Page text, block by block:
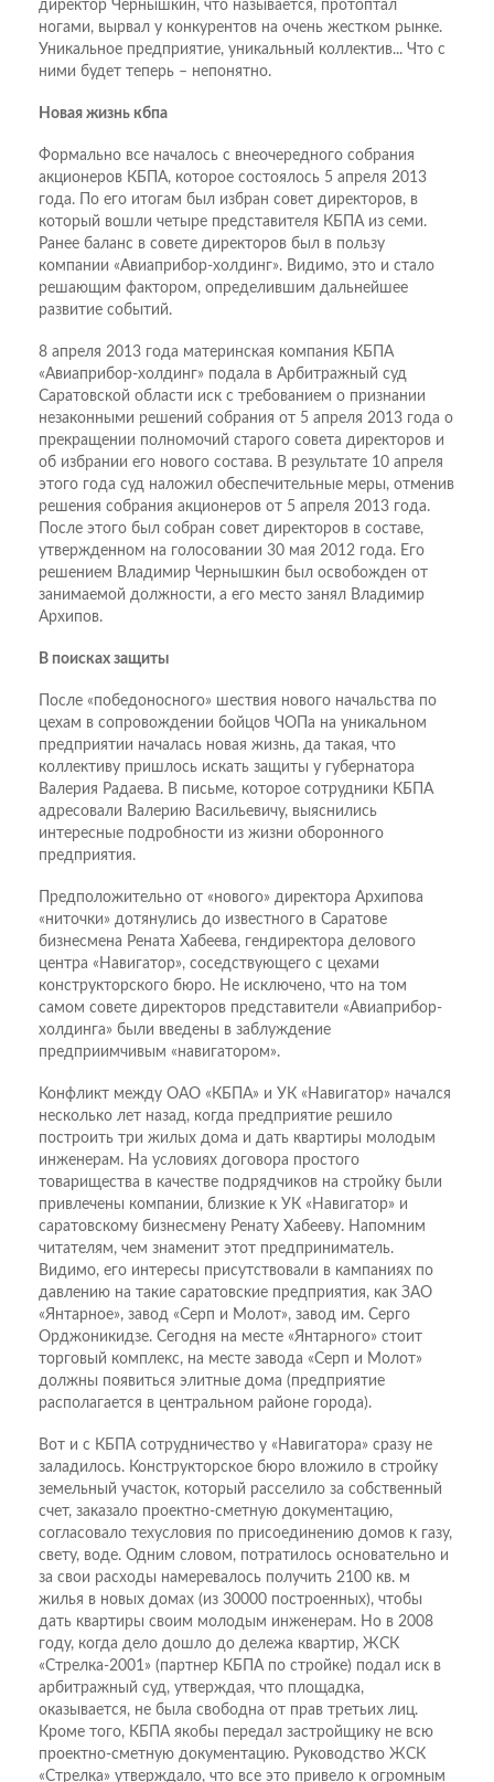
директор Чернышкин, что называется, протоптал
ногами, вырвал у конкурентов на очень жестком рынке.
Уникальное предприятие, уникальный коллектив... Что с
ними будет теперь – непонятно.
Новая жизнь кбпа
Формально все началось с внеочередного собрания
акционеров КБПА, которое состоялось 5 апреля 2013
года. По его итогам был избран совет директоров, в
который вошли четыре представителя КБПА из семи.
Ранее баланс в совете директоров был в пользу
компании «Авиаприбор-холдинг». Видимо, это и стало
решающим фактором, определившим дальнейшее
развитие событий.
8 апреля 2013 года материнская компания КБПА
«Авиаприбор-холдинг» подала в Арбитражный суд
Саратовской области иск с требованием о признании
незаконными решений собрания от 5 апреля 2013 года о
прекращении полномочий старого совета директоров и
об избрании его нового состава. В результате 10 апреля
этого года суд наложил обеспечительные меры, отменив
решения собрания акционеров от 5 апреля 2013 года.
После этого был собран совет директоров в составе,
утвержденном на голосовании 30 мая 2012 года. Его
решением Владимир Чернышкин был освобожден от
занимаемой должности, а его место занял Владимир
Архипов.
В поисках защиты
После «победоносного» шествия нового начальства по
цехам в сопровождении бойцов ЧОПа на уникальном
предприятии началась новая жизнь, да такая, что
коллективу пришлось искать защиты у губернатора
Валерия Радаева. В письме, которое сотрудники КБПА
адресовали Валерию Васильевичу, выяснились
интересные подробности из жизни оборонного
предприятия.
Предположительно от «нового» директора Архипова
«ниточки» дотянулись до известного в Саратове
бизнесмена Рената Хабеева, гендиректора делового
центра «Навигатор», соседствующего с цехами
конструкторского бюро. Не исключено, что на том
самом совете директоров представители «Авиаприбор-
холдинга» были введены в заблуждение
предприимчивым «навигатором».
Конфликт между ОАО «КБПА» и УК «Навигатор» начался
несколько лет назад, когда предприятие решило
построить три жилых дома и дать квартиры молодым
инженерам. На условиях договора простого
товарищества в качестве подрядчиков на стройку были
привлечены компании, близкие к УК «Навигатор» и
саратовскому бизнесмену Ренату Хабееву. Напомним
читателям, чем знаменит этот предприниматель.
Видимо, его интересы присутствовали в кампаниях по
давлению на такие саратовские предприятия, как ЗАО
«Янтарное», завод «Серп и Молот», завод им. Серго
Орджоникидзе. Сегодня на месте «Янтарного» стоит
торговый комплекс, на месте завода «Серп и Молот»
должны появиться элитные дома (предприятие
располагается в центральном районе города).
Вот и с КБПА сотрудничество у «Навигатора» сразу не
заладилось. Конструкторское бюро вложило в стройку
земельный участок, который расселило за собственный
счет, заказало проектно-сметную документацию,
согласовало техусловия по присоединению домов к газу,
свету, воде. Одним словом, потратилось основательно и
за свои расходы намеревалось получить 2100 кв. м
жилья в новых домах (из 30000 построенных), чтобы
дать квартиры своим молодым инженерам. Но в 2008
году, когда дело дошло до дележа квартир, ЖСК
«Стрелка-2001» (партнер КБПА по стройке) подал иск в
арбитражный суд, утверждая, что площадка,
оказывается, не была свободна от прав третьих лиц.
Кроме того, КБПА якобы передал застройщику не всю
проектно-сметную документацию. Руководство ЖСК
«Стрелка» утверждало, что все это привело к огромным